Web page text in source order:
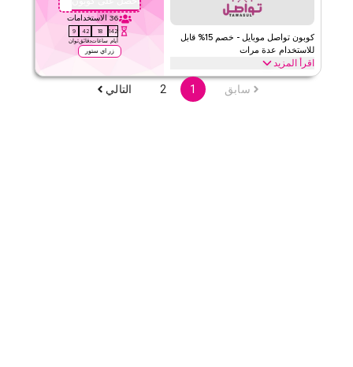
الأحكام والشروط
الحد الأدنى للطلب
١
ينطبق على
الفئات
قيّمنا
كوبون تواصل موبايل - خصم 15% قابل
للاستخدام عدة مرات
اقرأ المزيد
36 الاستخدامات
142
أيام
18
ساعات
42
دقائق
8
ثوان
زر اي ستور
احصل على خصم 15% مع تواصل موبايل. هذا الخصم متاح لكل من العملاء
الجدد والحاليين عند شراء أي باقة بيانات الشريحة المدمجة.
سابق 1
2 التالي